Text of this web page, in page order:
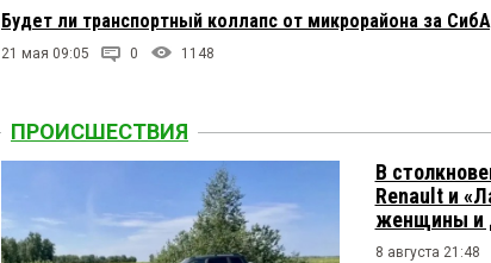
Будет ли транспортный коллапс от микрорайона за
21 мая 09:05 0 1148
ПРОИСШЕСТВИЯ
В
Renault и
женщины и
8 августа 21:48